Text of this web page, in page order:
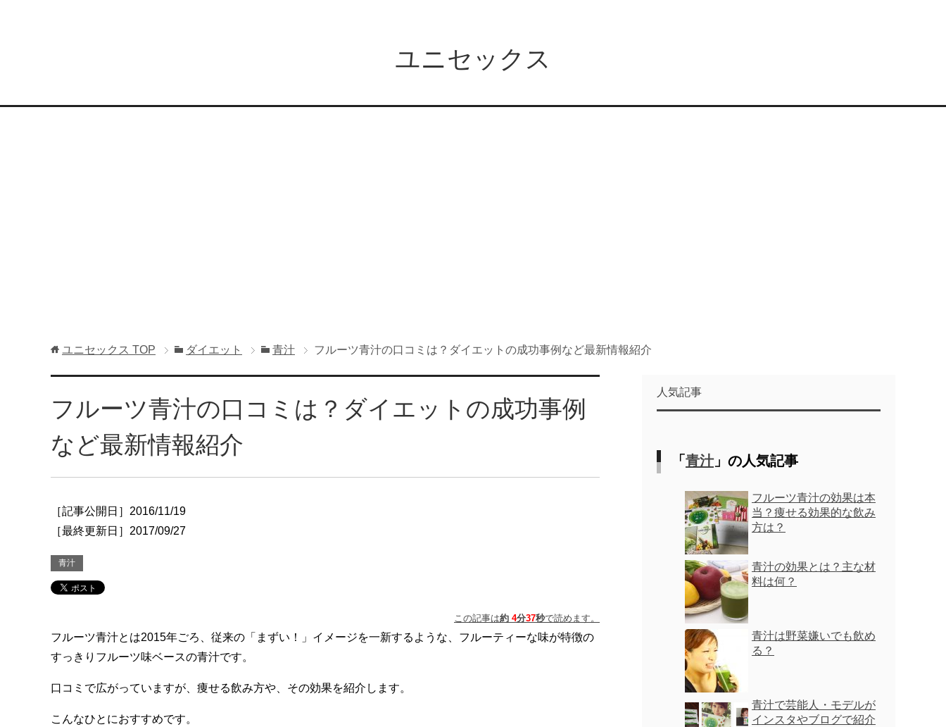
ユニセックス
ユニセックス TOP ダイエット 青汁 フルーツ青汁の口コミは？ダイエットの成功事例など最新情報紹介
フルーツ青汁の口コミは？ダイエットの成功事例
など最新情報紹介
［記事公開日］2016/11/19
［最終更新日］2017/09/27
青汁
この記事は約 4分37秒で読めます。
フルーツ青汁とは2015年ごろ、従来の「まずい！」イメージを一新するような、フルーティーな味が特徴の
すっきりフルーツ味ベースの青汁です。
口コミで広がっていますが、痩せる飲み方や、その効果を紹介します。
こんなひとにおすすめです。
人気記事
「 青汁」の人気記事
フルーツ青汁の効果は本
当？痩せる効果的な飲み
方は？
青汁の効果とは？主な材
料は何？
青汁は野菜嫌いでも飲め
る？
青汁で芸能人・モデルが
インスタやブログで紹介